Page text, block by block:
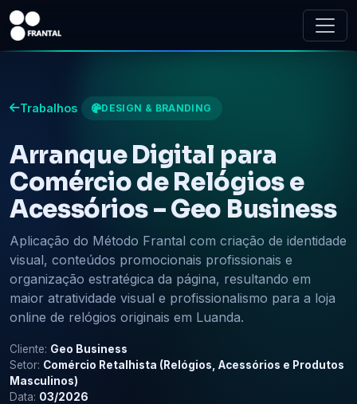
Trabalhos DESIGN & BRANDING
Arranque Digital para
Comércio de Relógios e
Acessórios – Geo Business
Aplicação do Método Frantal com criação de identidade
visual, conteúdos promocionais profissionais e
organização estratégica da página, resultando em
maior atratividade visual e profissionalismo para a loja
online de relógios originais em Luanda.
Cliente: Geo Business
Setor: Comércio Retalhista (Relógios, Acessórios e Produtos
Masculinos)
Data: 03/2026